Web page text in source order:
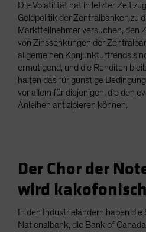
Switzerland
Taiwan - 台灣
United States (US
US (Non-US Citizens/NRC)
Die Volatilität hat in letzter Zeit
Geldpolitik der Zentralbanken zu
Marktteilnehmer versuchen, den
von Zinssenkungen der
allgemeinen Konjunkturtrends
ermutigend, und die Renditen
halten das für günstige
vor allem für diejenigen, die den
Anleihen antizipieren können.
Der Chor der
wird kakofonisch
In den Industrieländern haben
Nationalbank, die Bank of